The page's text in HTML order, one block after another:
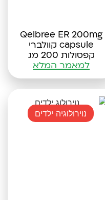
Qelbree ER 200mg
capsule קוולברי
קפסולות 200 מג
למאמר המלא
נוירולוגיה ילדים